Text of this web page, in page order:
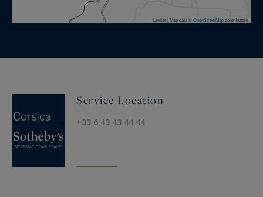
Leaflet| Map data ©OpenStreetMapcontributors
Service Location
+33 6 43 43 44 44